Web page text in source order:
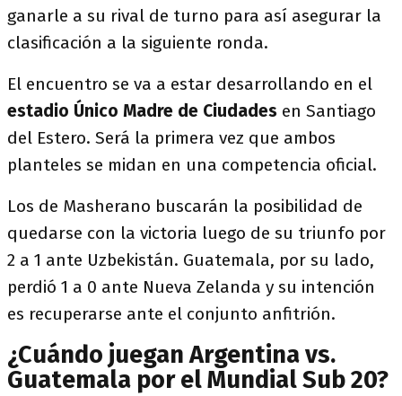
ganarle a su rival de turno para así asegurar la
clasificación a la siguiente ronda.
El encuentro se va a estar desarrollando en el
estadio Único Madre de Ciudades en Santiago
del Estero. Será la primera vez que ambos
planteles se midan en una competencia oficial.
Los de Masherano buscarán la posibilidad de
quedarse con la victoria luego de su triunfo por
2 a 1 ante Uzbekistán. Guatemala, por su lado,
perdió 1 a 0 ante Nueva Zelanda y su intención
es recuperarse ante el conjunto anfitrión.
¿Cuándo juegan Argentina vs.
Guatemala por el Mundial Sub 20?